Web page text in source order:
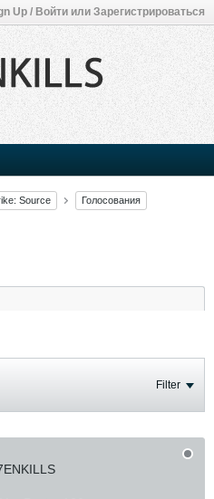
Up / Войти или Зарегистрироваться
Source Голосования
Filter